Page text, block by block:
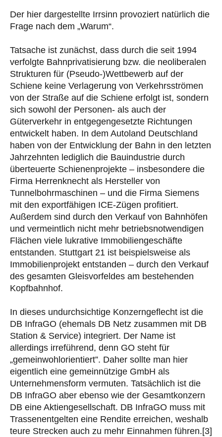
Der hier dargestellte Irrsinn provoziert natürlich die
Frage nach dem „Warum“.
Tatsache ist zunächst, dass durch die seit 1994
verfolgte Bahnprivatisierung bzw. die neoliberalen
Strukturen für (Pseudo-)Wettbewerb auf der
Schiene keine Verlagerung von Verkehrsströmen
von der Straße auf die Schiene erfolgt ist, sondern
sich sowohl der Personen- als auch der
Güterverkehr in entgegengesetzte Richtungen
entwickelt haben. In dem Autoland Deutschland
haben von der Entwicklung der Bahn in den letzten
Jahrzehnten lediglich die Bauindustrie durch
überteuerte Schienenprojekte – insbesondere die
Firma Herrenknecht als Hersteller von
Tunnelbohrmaschinen – und die Firma Siemens
mit den exportfähigen ICE-Zügen profitiert.
Außerdem sind durch den Verkauf von Bahnhöfen
und vermeintlich nicht mehr betriebsnotwendigen
Flächen viele lukrative Immobiliengeschäfte
entstanden. Stuttgart 21 ist beispielsweise als
Immobilienprojekt entstanden – durch den Verkauf
des gesamten Gleisvorfeldes am bestehenden
Kopfbahnhof.
In dieses undurchsichtige Konzerngeflecht ist die
DB InfraGO (ehemals DB Netz zusammen mit DB
Station & Service) integriert. Der Name ist
allerdings irreführend, denn GO steht für
„gemeinwohlorientiert”. Daher sollte man hier
eigentlich eine gemeinnützige GmbH als
Unternehmensform vermuten. Tatsächlich ist die
DB InfraGO aber ebenso wie der Gesamtkonzern
DB eine Aktiengesellschaft. DB InfraGO muss mit
Trassenentgelten eine Rendite erreichen, weshalb
teure Strecken auch zu mehr Einnahmen führen.[3]